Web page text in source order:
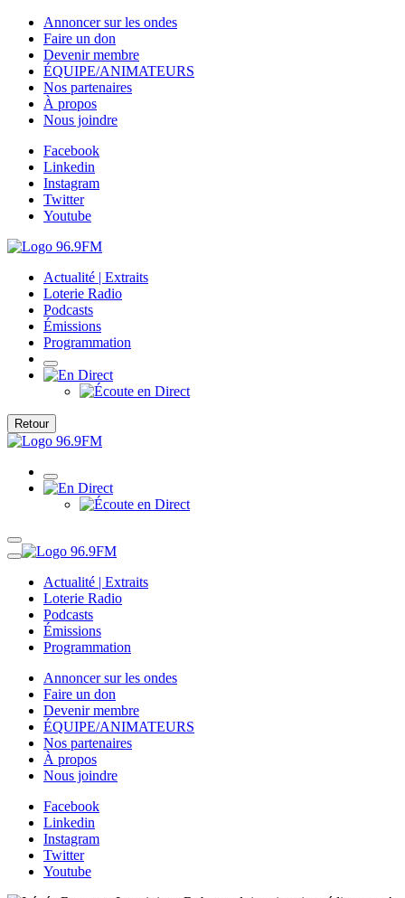
Annoncer sur les ondes
Faire un don
Devenir membre
ÉQUIPE/ANIMATEURS
Nos partenaires
À propos
Nous joindre
Facebook
Linkedin
Instagram
Twitter
Youtube
Actualité | Extraits
Loterie Radio
Podcasts
Émissions
Programmation
Retour
Actualité | Extraits
Loterie Radio
Podcasts
Émissions
Programmation
Annoncer sur les ondes
Faire un don
Devenir membre
ÉQUIPE/ANIMATEURS
Nos partenaires
À propos
Nous joindre
Facebook
Linkedin
Instagram
Twitter
Youtube